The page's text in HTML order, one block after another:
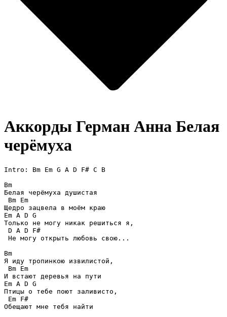
Аккорды Герман Анна Белая
черёмуха
Intro: Bm Em G A D F# C B
Bm
Белая черёмуха душистая
Bm Em
Щедро зацвела в моём краю
Em A D G
Только не могу никак решиться я,
D A D F#
Не могу открыть любовь свою...
Bm
Я иду тропинкою извилистой,
Bm Em
И встают деревья на пути
Em A D G
Птицы о тебе поют заливисто,
Em F#
Обещают мне тебя найти